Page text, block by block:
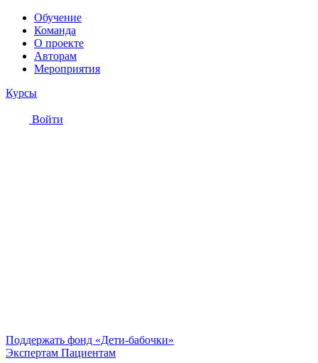
Обучение
Команда
О проекте
Авторам
Мероприятия
Курсы
Войти
Поддержать фонд «Дети-бабочки»
Экспертам Пациентам